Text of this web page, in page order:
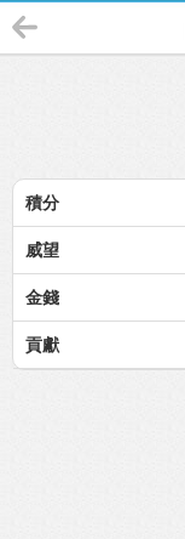
積分
威望
金錢
貢獻